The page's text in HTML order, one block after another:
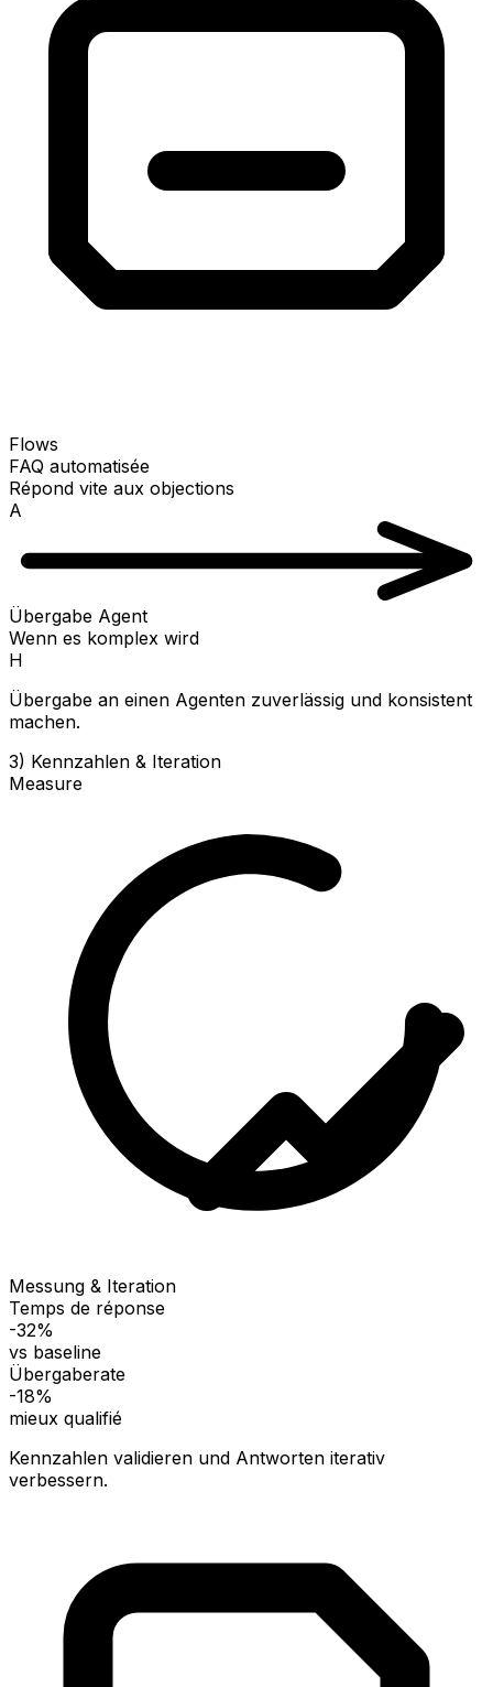
Flows
FAQ automatisée
Répond vite aux objections
A
Übergabe Agent
Wenn es komplex wird
H
Übergabe an einen Agenten zuverlässig und konsistent
machen.
3) Kennzahlen & Iteration
Measure
Messung & Iteration
Temps de réponse
-32%
vs baseline
Übergaberate
-18%
mieux qualifié
Kennzahlen validieren und Antworten iterativ
verbessern.